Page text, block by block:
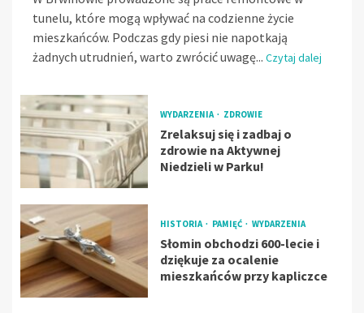
tunelu, które mogą wpływać na codzienne życie
mieszkańców. Podczas gdy piesi nie napotkają
żadnych utrudnień, warto zwrócić uwagę... Czytaj dalej
WYDARZENIA ZDROWIE
Zrelaksuj się i zadbaj o
zdrowie na Aktywnej
Niedzieli w Parku!
HISTORIA PAMIĘĆ WYDARZENIA
Słomin obchodzi 600-lecie i
dziękuje za ocalenie
mieszkańców przy kapliczce